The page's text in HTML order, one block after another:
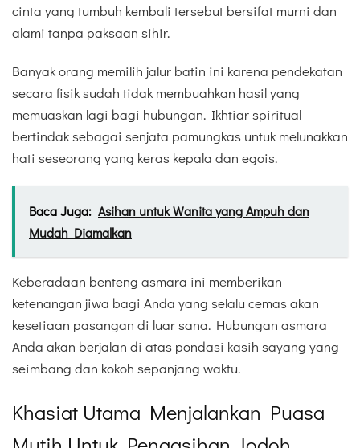
cinta yang tumbuh kembali tersebut bersifat murni dan
alami tanpa paksaan sihir.
Banyak orang memilih jalur batin ini karena pendekatan
secara fisik sudah tidak membuahkan hasil yang
memuaskan lagi bagi hubungan. Ikhtiar spiritual
bertindak sebagai senjata pamungkas untuk melunakkan
hati seseorang yang keras kepala dan egois.
Baca Juga: Asihan untuk Wanita yang Ampuh dan
Mudah Diamalkan
Keberadaan benteng asmara ini memberikan
ketenangan jiwa bagi Anda yang selalu cemas akan
kesetiaan pasangan di luar sana. Hubungan asmara
Anda akan berjalan di atas pondasi kasih sayang yang
seimbang dan kokoh sepanjang waktu.
Khasiat Utama Menjalankan Puasa